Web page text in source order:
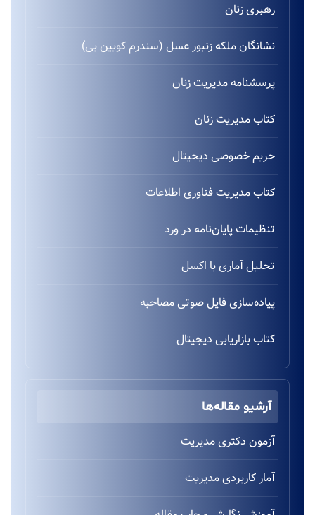
رهبری زنان
نشانگان ملکه زنبور عسل (سندرم کویین بی)
پرسشنامه مدیریت زنان
کتاب مدیریت زنان
حریم خصوصی دیجیتال
کتاب مدیریت فناوری اطلاعات
تنظیمات پایان‌نامه در ورد
تحلیل آماری با اکسل
پیاده‌سازی فایل صوتی مصاحبه
کتاب بازاریابی دیجیتال
آرشیو مقاله‌ها
آزمون دکتری مدیریت
آمار کاربردی مدیریت